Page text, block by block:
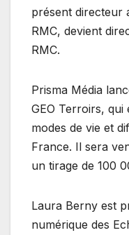
présent directeur
RMC, devient
RMC.
Prisma Média
GEO Terroirs,
modes de vie et
France. Il sera
un tirage de 100
Laura Berny est
numérique des